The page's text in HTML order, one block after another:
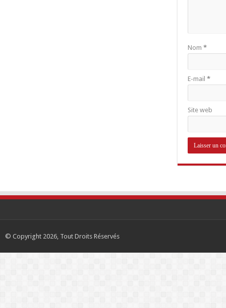
Nom *
E-mail *
Site web
© Copyright 2026, Tout Droits Réservés